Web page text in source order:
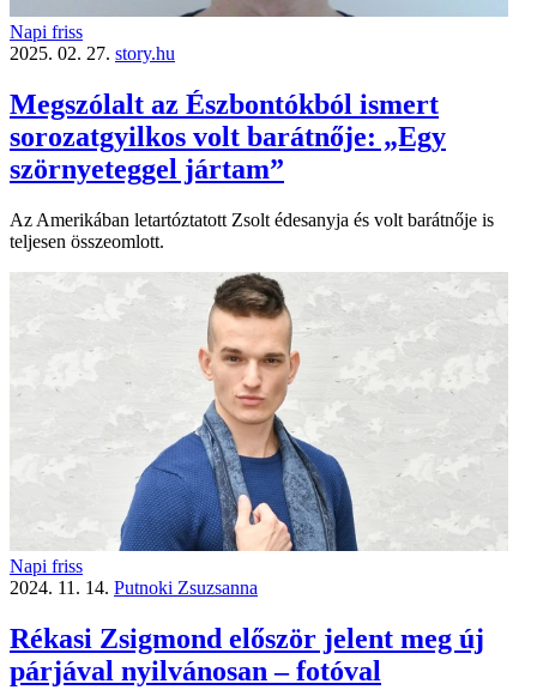
Napi friss
2025. 02. 27. story.hu
Megszólalt az Észbontókból ismert
sorozatgyilkos volt barátnője: „Egy
szörnyeteggel jártam”
Az Amerikában letartóztatott Zsolt édesanyja és volt barátnője is
teljesen összeomlott.
Napi friss
2024. 11. 14. Putnoki Zsuzsanna
Rékasi Zsigmond először jelent meg új
párjával nyilvánosan – fotóval